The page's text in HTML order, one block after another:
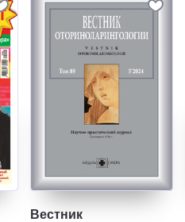
Вестник